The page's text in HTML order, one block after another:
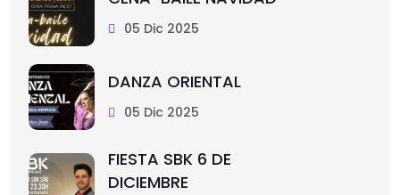
05 Dic 2025
DANZA ORIENTAL
05 Dic 2025
FIESTA SBK 6 DE
DICIEMBRE